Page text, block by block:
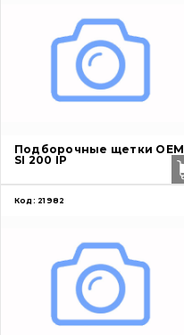
Подборочные щетки OEM
SI 200 IP
Код: 21982